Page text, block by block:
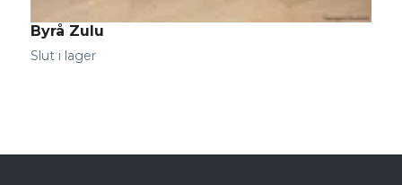
Byrå Zulu
Slut i lager